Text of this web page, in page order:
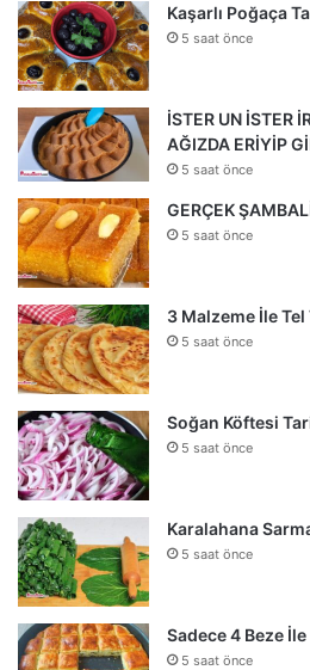
Kaşarlı Poğaça
5 saat önce
İSTER UN İSTER
AĞIZDA ERİYİP
5 saat önce
GERÇEK
5 saat önce
3 Malzeme İle
5 saat önce
Soğan Köftesi
5 saat önce
Karalahana
5 saat önce
Sadece 4 Beze
5 saat önce